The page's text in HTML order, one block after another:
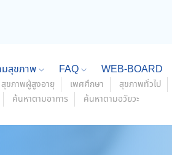
สุขภาพ FAQ WEB-BOARD
สุขภาพผู้สูงอายุ เพศศึกษา
สุขภาพทั่วไป
ค้นหาตามอาการ ค้นหาตามอวัยวะ